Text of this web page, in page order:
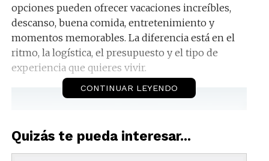
opciones pueden ofrecer vacaciones increíbles,
descanso, buena comida, entretenimiento y
momentos memorables. La diferencia está en el
ritmo, la logística, el presupuesto y el tipo de
experiencia que quieres vivir.
CONTINUAR LEYENDO
Quizás te pueda interesar...